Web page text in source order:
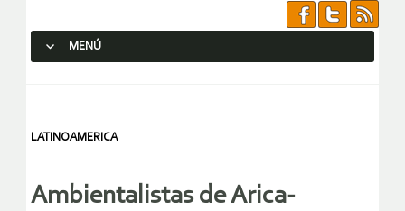
MENÚ
LATINOAMERICA
Ambientalistas de Arica-